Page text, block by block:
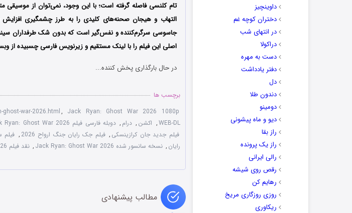
داوینچیز
دختران کوچه غم
در انتهای شب
دراکولا
دست به مهره
دفتر یادداشت
دل
دندون طلا
دومینو
دیو و ماه پیشونی
راز بقا
راز یک پرونده
رالی ایرانی
رقص روی شیشه
رهایم کن
روزی روزگاری مریخ
ریکاوری
التهاب و هیجان صحنه‌های کلیدی را به طرز چشمگیری
جاسوسی سرگرم‌کننده و نفس‌گیر است که بدون شک طرفداران
اصلی این فیلم را با ‌لینک مستقیم و زیرنویس فارسی چسبیده از
در حال بارگذاری پخش کننده...
برچسب ها
war-2026.html, Jack Ryan: Ghost War 2026 1080p
WEB-DL
, اکشن , درام , دوبله فارسی فیلم Jack Ryan: Ghost War 2026
فیلم جدید جان کرازینسکی , فیلم جک رایان جنگ ارواح 2026 , فیلم
رایان , نسخه سانسور شده Jack Ryan: Ghost War 2026 , نقد فیلم Jack Ryan: Ghost War 2026
مطالب پیشنهادی